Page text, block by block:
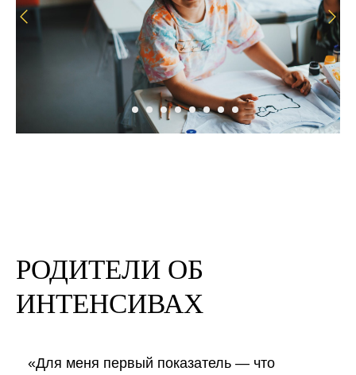
РОДИТЕЛИ ОБ
ИНТЕНСИВАХ
«Для меня первый показатель — что